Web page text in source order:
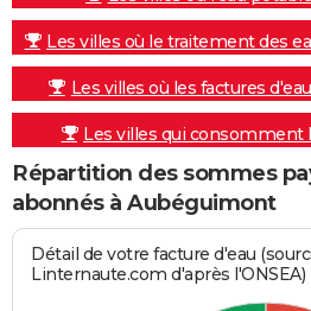
Les villes où le traitement des
Les villes où les factures
Les villes qui consomment
Répartition des sommes
abonnés à Aubéguimont
Détail de votre facture d'eau
Linternaute.com d'après l'ONSEA)